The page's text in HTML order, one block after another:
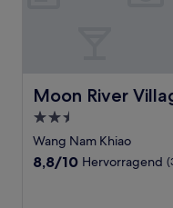
Moon River
Moon River Village
2.5-
Sterne-
Unterkunft
Wang Nam Khiao
8.8
8,8/10 Hervorragend